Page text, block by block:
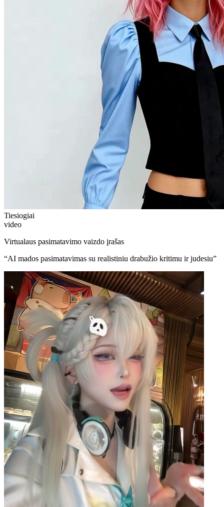
Tiesiogiai
video
Virtualaus pasimatavimo vaizdo įrašas
“AI mados pasimatavimas su realistiniu drabužio kritimu ir judesiu”